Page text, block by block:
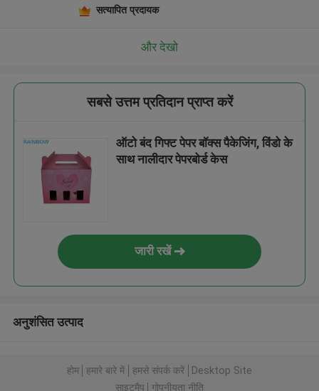
सत्यापित प्रदायक
और देखो
सबसे उत्तम प्रतिदान प्राप्त करें
ऑटो बंद गिफ्ट पेपर बॉक्स पैकेजिंग, विंडो के
साथ नालीदार पेपरबोर्ड केस
जारी रखें
अनुशंसित उत्पाद
होम हमारे बारे में हमसे संपर्क करें
Desktop Site
साइटमैप
गोपनीयता नीति